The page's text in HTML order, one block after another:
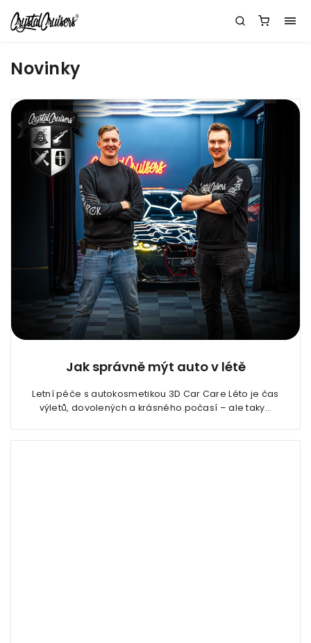
Novinky
Jak správně mýt auto v létě
Letní péče s autokosmetikou 3D Car Care Léto je čas
výletů, dovolených a krásného počasí – ale taky...